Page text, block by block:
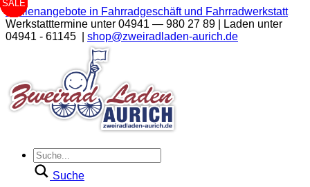
Stellenangebote in Fahrradgeschäft und Fahrradwerkstatt
Werkstatttermine unter 04941 — 980 27 89 | Laden unter
04941 - 61145 | shop@zweiradladen-aurich.de
Suche
SALE
SALE
SALE
SALE
SALE
SALE
SALE
SALE